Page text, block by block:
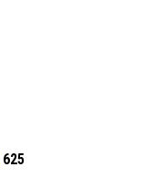
625